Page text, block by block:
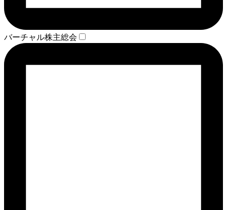
バーチャル株主総会